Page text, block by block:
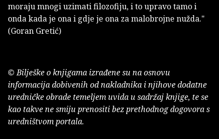
moraju mnogi uzimati filozofiju, i to upravo tamo i
onda kada je ona i gdje je ona za malobrojne nužda."
(Goran Gretić)
© Bilješke o knjigama izrađene su na osnovu
informacija dobivenih od nakladnika i njihove dodatne
uredničke obrade temeljem uvida u sadržaj knjige, te se
kao takve ne smiju prenositi bez prethodnog dogovora s
uredništvom portala.